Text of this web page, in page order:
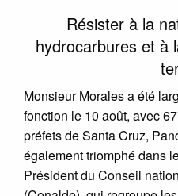
Résister à la
hydrocarbures et à
Monsieur Morales a été
fonction le 10 août, avec
préfets de Santa Cruz,
également triomphé dans
Président du Conseil